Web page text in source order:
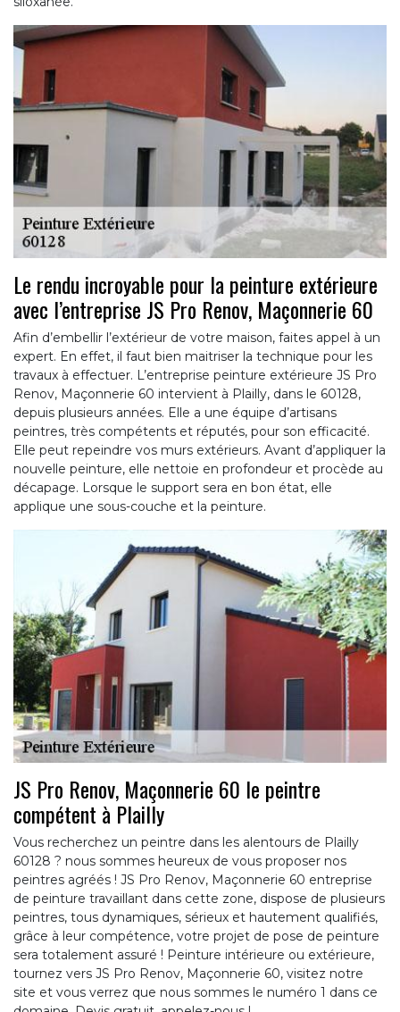
Le rendu incroyable pour la peinture extérieure
avec l’entreprise JS Pro Renov, Maçonnerie 60
Afin d’embellir l’extérieur de votre maison, faites appel à un
expert. En effet, il faut bien maitriser la technique pour les
travaux à effectuer. L’entreprise peinture extérieure JS Pro
Renov, Maçonnerie 60 intervient à Plailly, dans le 60128,
depuis plusieurs années. Elle a une équipe d’artisans
peintres, très compétents et réputés, pour son efficacité.
Elle peut repeindre vos murs extérieurs. Avant d’appliquer la
nouvelle peinture, elle nettoie en profondeur et procède au
décapage. Lorsque le support sera en bon état, elle
applique une sous-couche et la peinture.
JS Pro Renov, Maçonnerie 60 le peintre
compétent à Plailly
Vous recherchez un peintre dans les alentours de Plailly
60128 ? nous sommes heureux de vous proposer nos
peintres agréés ! JS Pro Renov, Maçonnerie 60 entreprise
de peinture travaillant dans cette zone, dispose de plusieurs
peintres, tous dynamiques, sérieux et hautement qualifiés,
grâce à leur compétence, votre projet de pose de peinture
sera totalement assuré ! Peinture intérieure ou extérieure,
tournez vers JS Pro Renov, Maçonnerie 60, visitez notre
site et vous verrez que nous sommes le numéro 1 dans ce